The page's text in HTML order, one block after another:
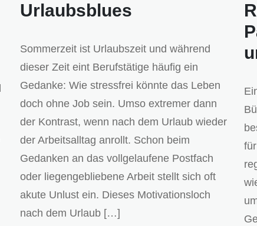
Urlaubsblues
Sommerzeit ist Urlaubszeit und während
dieser Zeit eint Berufstätige häufig ein
Gedanke: Wie stressfrei könnte das Leben
doch ohne Job sein. Umso extremer dann
der Kontrast, wenn nach dem Urlaub wieder
der Arbeitsalltag anrollt. Schon beim
Gedanken an das vollgelaufene Postfach
oder liegengebliebene Arbeit stellt sich oft
akute Unlust ein. Dieses Motivationsloch
nach dem Urlaub […]